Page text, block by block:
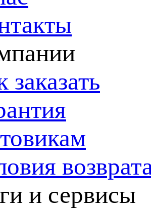
заказать
и сервисы